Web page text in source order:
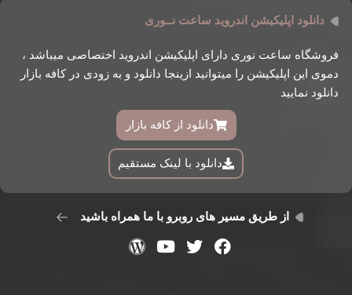
دانلود اپلیکیشن اندروید ساعت نــوری
فروشگاه ساعت نوری دارای اپلیکیشن اندروید اختصاصی میباشد ،
دموی این اپلیکیشن را میتوانید ازینجا دانلود و به زودی در کافه بازار
دانلود نمایید
دانلود از کافه بازار
دانلود با لینک مستقیم
از طریق مسیر های روبرو با ما همراه باشید